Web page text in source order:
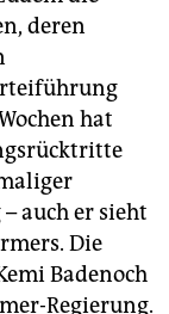
deren
hat
auch er sieht
Die
Badenoch
Regierung.